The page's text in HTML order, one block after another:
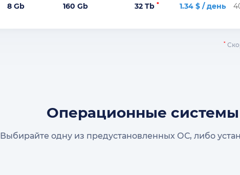
8 Gb 160 Gb 32 Tb * 1.34 $ / день
*
Операционные
Выбирайте одну из предустановленных ОС, либо